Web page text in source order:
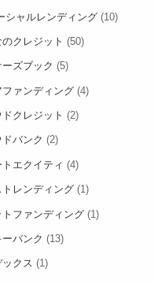
シャルレンディング (10)
クレジット (50)
ズブック (5)
ファンディング (4)
クレジット (2)
バンク (2)
トエクイティ (4)
トレンディング (1)
トファンディング (1)
バンク (13)
ックス (1)